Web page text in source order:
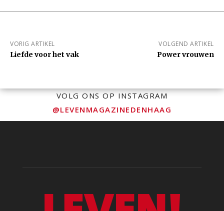
VORIG ARTIKEL
Liefde voor het vak
VOLGEND ARTIKEL
Power vrouwen
VOLG ONS OP INSTAGRAM
@LEVENMAGAZINEDENHAAG